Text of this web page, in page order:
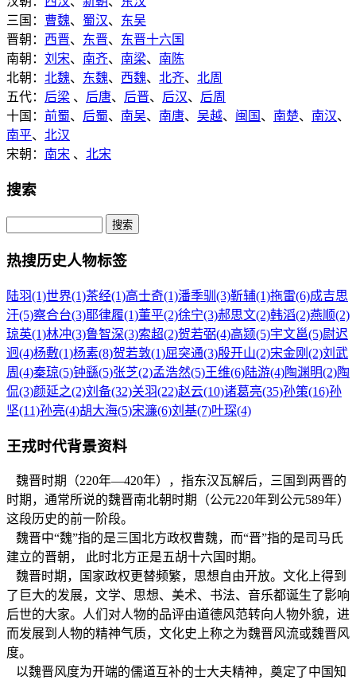
三国： 曹魏、 蜀汉、 东吴
晋朝： 西晋、 东晋、 东晋十六国
南朝： 刘宋、 南齐、 南梁、 南陈
北朝： 北魏、 东魏、 西魏、 北齐、 北周
五代： 后梁 、 后唐、 后晋、 后汉、 后周
十国： 前蜀、 后蜀、 南吴、 南唐、 吴越、 闽国 、 南楚、 南汉、
南平、 北汉
宋朝： 南宋 、 北宋
搜索
热搜历史人物标签
陆羽(1)世界(1)茶经(1)高士奇(1)潘季驯(3)靳辅(1)拖雷(6)成吉思
汗(5)察合台(3)耶律履(1)董平(2)徐宁(3)郝思文(2)韩滔(2)燕顺(2)
琼英(1)林冲(3)鲁智深(3)索超(2)贺若弼(4)高颎(5)宇文邕(5)尉迟
迥(4)杨敷(1)杨素(8)贺若敦(1)屈突通(3)殷开山(2)宋金刚(2)刘武
周(4)秦琼(5)钟繇(5)张芝(2)孟浩然(5)王维(6)陆游(4)陶渊明(2)陶
侃(3)颜延之(2)刘备(32)关羽(22)赵云(10)诸葛亮(35)孙策(16)孙
坚(11)孙亮(4)胡大海(5)宋濂(6)刘基(7)叶琛(4)
王戎时代背景资料
魏晋时期（220年—420年），指东汉瓦解后，三国到两晋的
时期，通常所说的魏晋南北朝时期（公元220年到公元589年）
这段历史的前一阶段。
魏晋中“魏”指的是三国北方政权曹魏，而“晋”指的是司马氏
建立的晋朝， 此时北方正是五胡十六国时期。
魏晋时期，国家政权更替频繁，思想自由开放。文化上得到
了巨大的发展，文学、思想、美术、书法、音乐都诞生了影响
后世的大家。人们对人物的品评由道德风范转向人物外貌，进
而发展到人物的精神气质，文化史上称之为魏晋风流或魏晋风
度。
以魏晋风度为开端的儒道互补的士大夫精神，奠定了中国知